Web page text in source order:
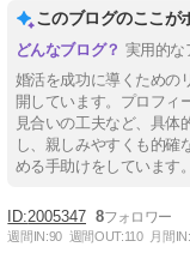
このブログのここが
実用的な
婚活を成功に導くための
開しています。プロフィ
見合いの工夫など、具体
し、親しみやすくも的確
める手助けをしています。
2005347 8
週間IN:90 週間OUT:110 月間IN: